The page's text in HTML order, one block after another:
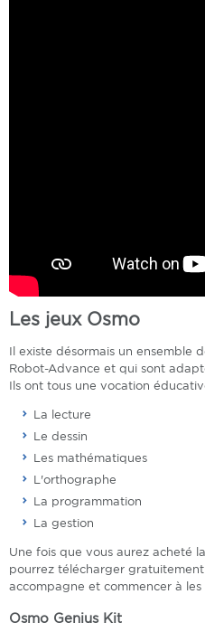
Les jeux Osmo
Il existe désormais un ensemble
Robot-Advance et qui sont
Ils ont tous une vocation
La lecture
Le dessin
Les mathématiques
L'orthographe
La programmation
La gestion
Une fois que vous aurez acheté
pourrez télécharger
accompagne et commencer à les
Osmo Genius Kit